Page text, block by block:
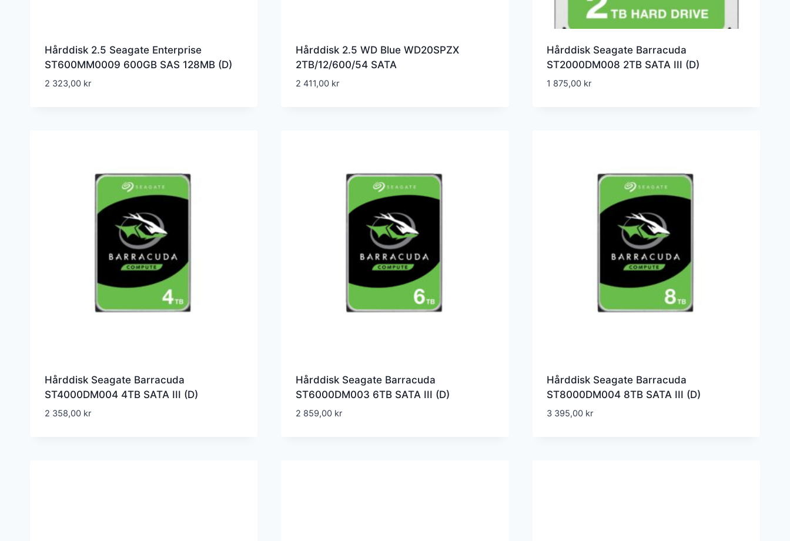
Hårddisk 2.5 Seagate Enterprise
ST600MM0009 600GB SAS 128MB (D)
2 323,00 kr
Hårddisk 2.5 WD Blue WD20SPZX
2TB/12/600/54 SATA
2 411,00 kr
Hårddisk Seagate Barracuda
ST2000DM008 2TB SATA III (D)
1 875,00 kr
Hårddisk Seagate Barracuda
ST4000DM004 4TB SATA III (D)
2 358,00 kr
Hårddisk Seagate Barracuda
ST6000DM003 6TB SATA III (D)
2 859,00 kr
Hårddisk Seagate Barracuda
ST8000DM004 8TB SATA III (D)
3 395,00 kr